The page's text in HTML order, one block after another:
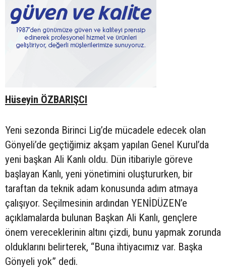
Hüseyin ÖZBARIŞCI
Yeni sezonda Birinci Lig’de mücadele edecek olan
Gönyeli’de geçtiğimiz akşam yapılan Genel Kurul’da
yeni başkan Ali Kanlı oldu. Dün itibariyle göreve
başlayan Kanlı, yeni yönetimini oluştururken, bir
taraftan da teknik adam konusunda adım atmaya
çalışıyor. Seçilmesinin ardından YENİDÜZEN’e
açıklamalarda bulunan Başkan Ali Kanlı, gençlere
önem vereceklerinin altını çizdi, bunu yapmak zorunda
olduklarını belirterek, “Buna ihtiyacımız var. Başka
Gönyeli yok” dedi.